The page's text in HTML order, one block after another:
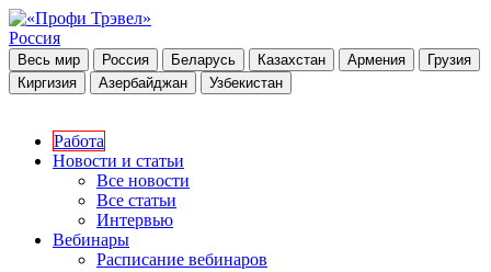
Россия
Весь мир Россия Беларусь Казахстан Армения
Грузия
Киргизия
Азербайджан Узбекистан
Работа
Новости и статьи
Все новости
Все статьи
Интервью
Вебинары
Расписание вебинаров